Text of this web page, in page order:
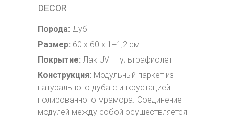
DECOR
Порода: Дуб
Размер: 60 x 60 x 1+1,2 см
Конструкция: Модульный паркет из
натурального дуба с инкрустацией
полированного мрамора. Соединение
модулей между собой осуществляется
Покрытие: Лак UV — ультрафиолет